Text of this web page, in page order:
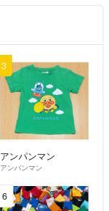
3
アンパンマン
アンパンマン
6